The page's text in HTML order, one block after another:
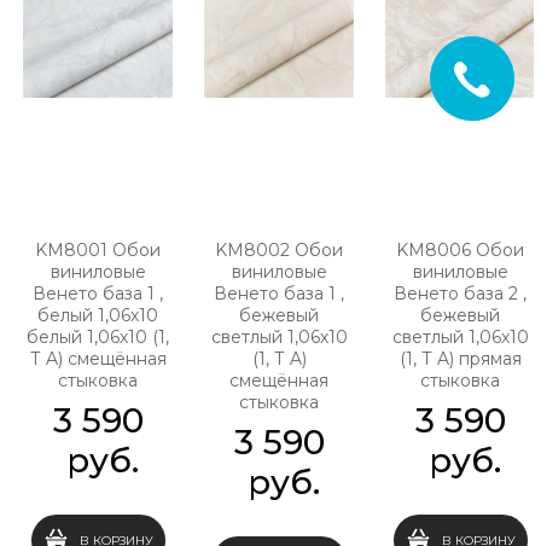
KM8001 Обои
виниловые
Венето база 1 ,
белый 1,06х10
белый 1,06х10 (1,
Т A) смещённая
стыковка
3 590
руб.
В КОРЗИНУ
KM8002 Обои
виниловые
Венето база 1 ,
бежевый
светлый 1,06х10
(1, Т A)
смещённая
стыковка
3 590
руб.
KM8006 Обои
виниловые
Венето база 2 ,
бежевый
светлый 1,06х10
(1, Т A) прямая
стыковка
3 590
руб.
В КОРЗИНУ